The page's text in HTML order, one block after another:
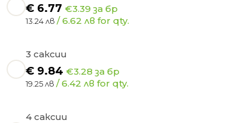
€ 6.77 €3.39 за бр
13.24 лв / 6.62 лв for qty.
3 саксии
€ 9.84 €3.28 за бр
19.25 лв / 6.42 лв for qty.
4 саксии